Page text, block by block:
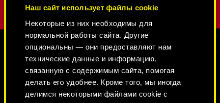
Наш сайт использует файлы cookie
Некоторые из них необходимы для
нормальной работы сайта. Другие
опциональны — они предоставляют нам
технические данные и информацию,
связанную с содержимым сайта, помогая
делать его удобнее. Кроме того, мы иногда
делимся некоторыми файлами cookie с
ГАЛЕРЕЯ